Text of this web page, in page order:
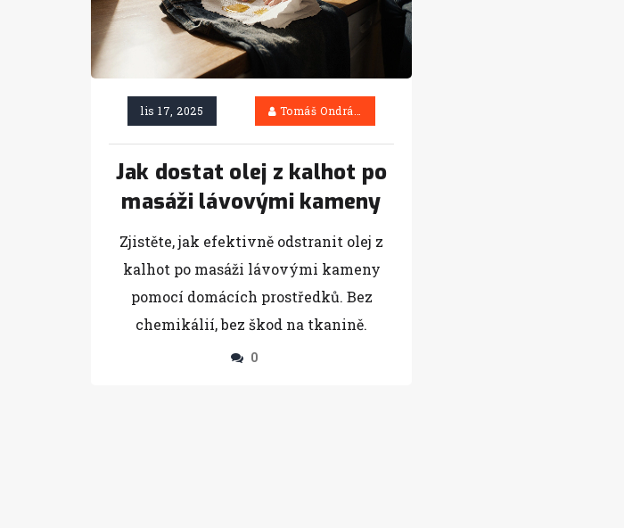
lis 17, 2025 Tomáš Ondráček
Jak dostat olej z kalhot po
masáži lávovými kameny
Zjistěte, jak efektivně odstranit olej z
kalhot po masáži lávovými kameny
pomocí domácích prostředků. Bez
chemikálií, bez škod na tkanině.
0